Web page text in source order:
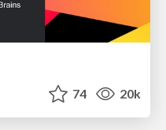
74 20k